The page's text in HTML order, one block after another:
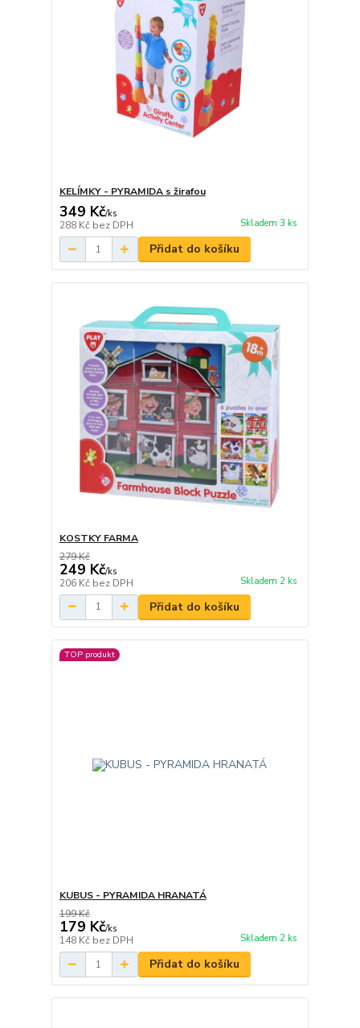
KELÍMKY - PYRAMIDA s žirafou
349 Kč/ks
288 Kč bez DPH Skladem 3 ks
Přidat do košíku
KOSTKY FARMA
279 Kč
249 Kč/ks
206 Kč bez DPH Skladem 2 ks
Přidat do košíku
TOP produkt
KUBUS - PYRAMIDA HRANATÁ
199 Kč
179 Kč/ks
148 Kč bez DPH Skladem 2 ks
Přidat do košíku